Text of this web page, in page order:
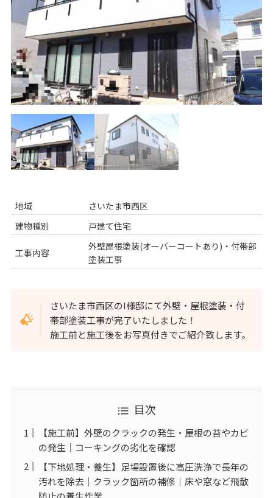
地域
さいたま市西区
建物種別
戸建て住宅
工事内容
外壁屋根塗装(オーバーコートあり)・付帯部
塗装工事
さいたま市西区のI様邸にて外壁・屋根塗装・付
帯部塗装工事が完了いたしました！
施工前と施工後をお写真付きでご紹介致します。
目次
【施工前】外壁のクラックの発生・屋根の苔やカビ
の発生｜コーキングの劣化を確認
【下地処理・養生】足場設置後に高圧洗浄で長年の
汚れを除去｜クラック箇所の補修｜床や窓など飛散